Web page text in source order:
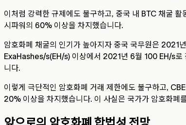
이처럼 강력한 규제에도 불구하고, 중국 내 BTC 채굴
시파워의 60% 이상을 차지했습니다.
암호화폐 채굴의 인기가 높아지자 중국 국무원은
ExaHashes/s(EH/s) 이상에서 2021년 6월 100 EH/s로
니다.
이렇게 극단적인 암호화폐 거래 제한에도 불구하고,
20% 이상을 차지했습니다. 이 사실은 국가가 암호화폐